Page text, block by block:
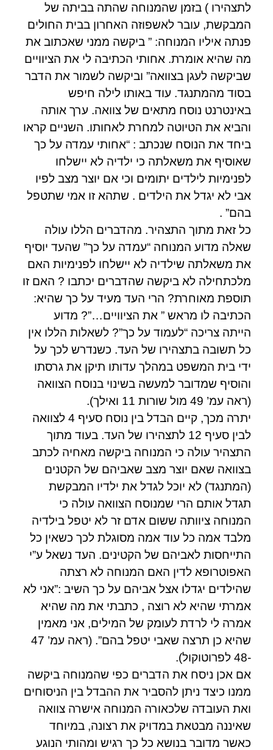
לתצהירו ) בזמן שהמנוחה שהתה בביתה של
המבקשת, עובר לאשפוזה האחרון בבית החולים
פנתה איליו המנוחה: ” ביקשה ממני שאכתוב את
מה שהיא אומרת. אחותי הכתיבה לי את הציוויים
שביקשה לעגן בצוואה” וביקשה לשמור את הדבר
בסוד מהמתנגד. עוד באותו לילה חיפש
באינטרנט נוסח מתאים של צוואה. ערך אותה
והביא את הטיוטה למחרת לאחותו. השניים קראו
ביחד את הנוסח שנכתב : “אחותי עמדה על כך
שאוסיף את משאלתה כי ילדיה לא יישלחו
לפנימיות לילדים יתומים וכי אם יוצר מצב לפיו
אבי לא יגדל את הילדים . שתהא זו אמי שתטפל
בהם” .
כל זאת מתוך התצהיר. מהדברים הללו עולה
שאלה מדוע המנוחה “עמדה על כך” שהעד יוסיף
את משאלתה שילדיה לא יישלחו לפנימיות האם
מלכתחילה לא ביקשה שהדברים יכתבו ? האם זו
תוספת מאוחרת? הרי העד מעיד על כך שהיא:
הכתיבה לו מראש ” את הציוויים…”? מדוע
הייתה צריכה “לעמוד על כך”? לשאלות הללו אין
כל תשובה בתצהירו של העד. כשנדרש לכך על
ידי בית המשפט במהלך עדותו תיקן את גרסתו
והוסיף שמדובר למעשה בשינוי בנוסח הצוואה
(ראה עמ’ 49 מול שורות 11 ואילך).
יתרה מכך, קיים הבדל בין נוסח סעיף 4 לצוואה
לבין סעיף 12 לתצהירו של העד. בעוד מתוך
התצהיר עולה כי המנוחה ביקשה מאחיה לכתב
בצוואה שאם יוצר מצב שאביהם של הקטנים
(המתנגד) לא יוכל לגדל את ילדיו המבקשת
תגדל אותם הרי שמנוסח הצוואה עולה כי
המנוחה ציוותה ששום אדם זר לא יטפל בילדיה
מלבד אמה כל עוד אמה מסוגלת לכך כשאין כל
התייחסות לאביהם של הקטינים. העד נשאל ע”י
האפוטרופא לדין האם המנוחה לא רצתה
שהילדים יגדלו אצל אביהם על כך השיב :”אני לא
אמרתי שהיא לא רוצה , כתבתי את מה שהיא
אמרה לי לרדת לעומק של המילים, אני מאמין
שהיא כן תרצה שאבי יטפל בהם”. (ראה עמ’ 47
-48 לפרוטוקול).
אם אכן ניסח את הדברים כפי שהמנוחה ביקשה
ממנו כיצד ניתן להסביר את ההבדל בין הניסוחים
ואת העובדה שלכאורה המנוחה אישרה צוואה
שאיננה מבטאת במדויק את רצונה, במיוחד
כאשר מדובר בנושא כל כך רגיש ומהותי הנוגע